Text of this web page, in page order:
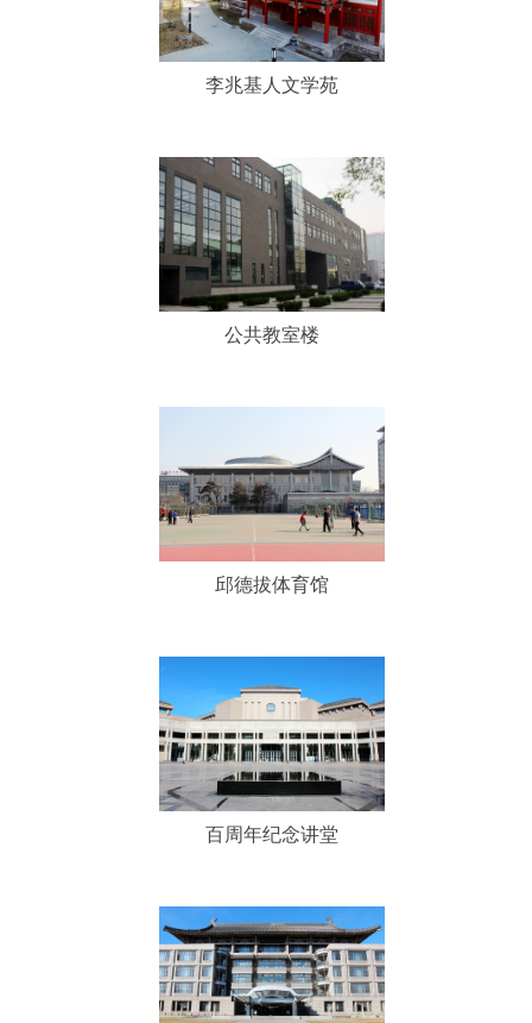
李兆基人文学苑
李兆基人文学苑
公共教室楼
公共教室楼
邱德拔体育馆
邱德拔体育馆
百周年纪念讲堂
百周年纪念讲堂